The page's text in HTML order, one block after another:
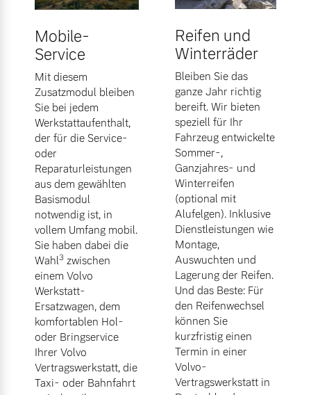
Mobile-
Service
Mit diesem
Zusatzmodul bleiben
Sie bei jedem
Werkstattaufenthalt,
der für die Service-
oder
Reparaturleistungen
aus dem gewählten
Basismodul
notwendig ist, in
vollem Umfang mobil.
Sie haben dabei die
Wahl3 zwischen
einem Volvo
Werkstatt-
Ersatzwagen, dem
komfortablen Hol-
oder Bringservice
Ihrer Volvo
Vertragswerkstatt, die
Taxi- oder Bahnfahrt
Reifen und
Winterräder
Bleiben Sie das
ganze Jahr richtig
bereift. Wir bieten
speziell für Ihr
Fahrzeug entwickelte
Sommer-,
Ganzjahres- und
Winterreifen
(optional mit
Alufelgen). Inklusive
Dienstleistungen wie
Montage,
Auswuchten und
Lagerung der Reifen.
Und das Beste: Für
den Reifenwechsel
können Sie
kurzfristig einen
Termin in einer
Volvo-
Vertragswerkstatt in